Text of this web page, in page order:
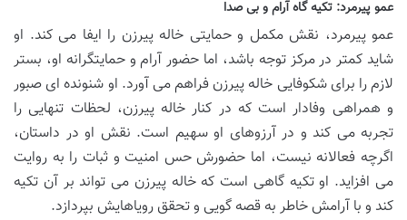
عمو پیرمرد: تکیه گاه آرام و بی صدا
عمو پیرمرد، نقش مکمل و حمایتی خاله پیرزن را ایفا می کند. او
شاید کمتر در مرکز توجه باشد، اما حضور آرام و حمایتگرانه او، بستر
لازم را برای شکوفایی خاله پیرزن فراهم می آورد. او شنونده ای صبور
و همراهی وفادار است که در کنار خاله پیرزن، لحظات تنهایی را
تجربه می کند و در آرزوهای او سهیم است. نقش او در داستان،
اگرچه فعالانه نیست، اما حضورش حس امنیت و ثبات را به روایت
می افزاید. او تکیه گاهی است که خاله پیرزن می تواند بر آن تکیه
کند و با آرامش خاطر به قصه گویی و تحقق رویاهایش بپردازد.